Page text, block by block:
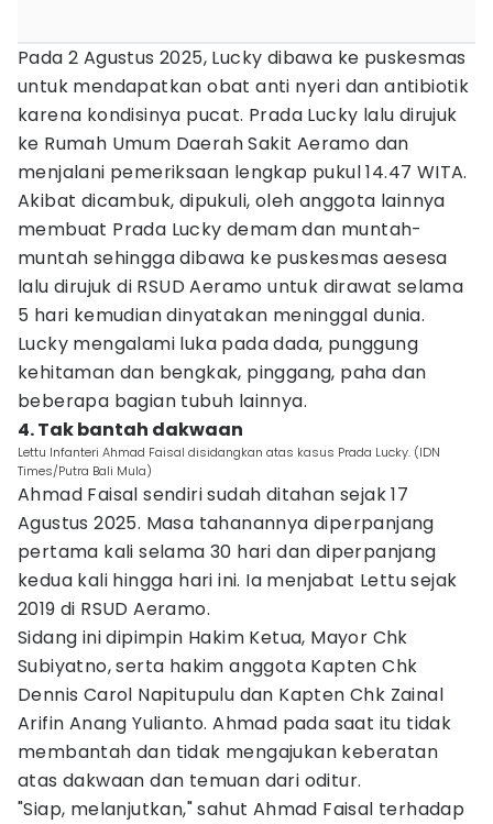
Pada 2 Agustus 2025, Lucky dibawa ke puskesmas
untuk mendapatkan obat anti nyeri dan antibiotik
karena kondisinya pucat. Prada Lucky lalu dirujuk
ke Rumah Umum Daerah Sakit Aeramo dan
menjalani pemeriksaan lengkap pukul 14.47 WITA.
Akibat dicambuk, dipukuli, oleh anggota lainnya
membuat Prada Lucky demam dan muntah-
muntah sehingga dibawa ke puskesmas aesesa
lalu dirujuk di RSUD Aeramo untuk dirawat selama
5 hari kemudian dinyatakan meninggal dunia.
Lucky mengalami luka pada dada, punggung
kehitaman dan bengkak, pinggang, paha dan
beberapa bagian tubuh lainnya.
4. Tak bantah dakwaan
Lettu Infanteri Ahmad Faisal disidangkan atas kasus Prada Lucky. (IDN
Times/Putra Bali Mula)
Ahmad Faisal sendiri sudah ditahan sejak 17
Agustus 2025. Masa tahanannya diperpanjang
pertama kali selama 30 hari dan diperpanjang
kedua kali hingga hari ini. Ia menjabat Lettu sejak
2019 di RSUD Aeramo.
Sidang ini dipimpin Hakim Ketua, Mayor Chk
Subiyatno, serta hakim anggota Kapten Chk
Dennis Carol Napitupulu dan Kapten Chk Zainal
Arifin Anang Yulianto. Ahmad pada saat itu tidak
membantah dan tidak mengajukan keberatan
atas dakwaan dan temuan dari oditur.
"Siap, melanjutkan," sahut Ahmad Faisal terhadap